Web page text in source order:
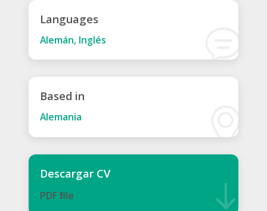
Languages
Alemán, Inglés
Based in
Alemania
Descargar CV
PDF ﬁle